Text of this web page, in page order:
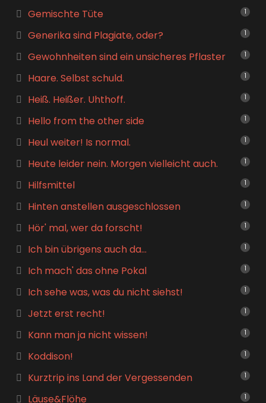
Gemischte Tüte 1
Generika sind Plagiate, oder? 1
Gewohnheiten sind ein unsicheres Pflaster 1
Haare. Selbst schuld. 1
Heiß. Heißer. Uhthoff. 1
Hello from the other side 1
Heul weiter! Is normal. 1
Heute leider nein. Morgen vielleicht auch. 1
Hilfsmittel 1
Hinten anstellen ausgeschlossen 1
Hör' mal, wer da forscht! 1
Ich bin übrigens auch da… 1
Ich mach' das ohne Pokal 1
Ich sehe was, was du nicht siehst! 1
Jetzt erst recht! 1
Kann man ja nicht wissen! 1
Koddison! 1
Kurztrip ins Land der Vergessenden 1
Läuse&Flöhe 1